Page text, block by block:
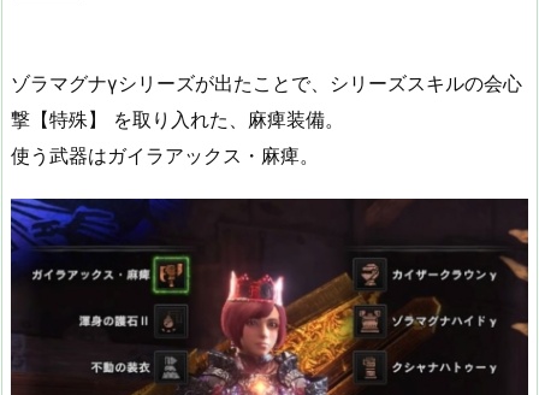
ゾラマグナγシリーズが出たことで、シリーズスキルの会心
撃【特殊】 を取り入れた、麻痺装備。
使う武器はガイラアックス・麻痺。